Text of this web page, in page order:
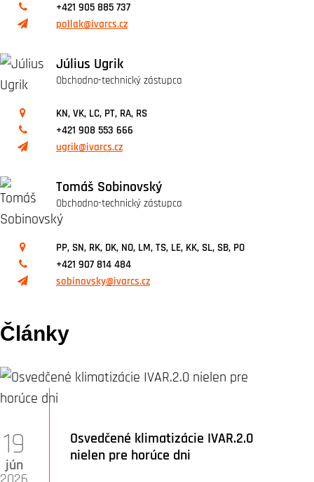
+421 905 885 737
pollak@ivarcs.cz
Július Ugrik
Obchodno-technický zástupca
KN, VK, LC, PT, RA, RS
+421 908 553 666
ugrik@ivarcs.cz
Tomáš Sobinovský
Obchodno-technický zástupca
PP, SN, RK, DK, NO, LM, TS, LE, KK, SL, SB, PO
+421 907 814 484
sobinovsky@ivarcs.cz
Články
Osvedčené klimatizácie IVAR.2.0
nielen pre horúce dni
19
jún
2026